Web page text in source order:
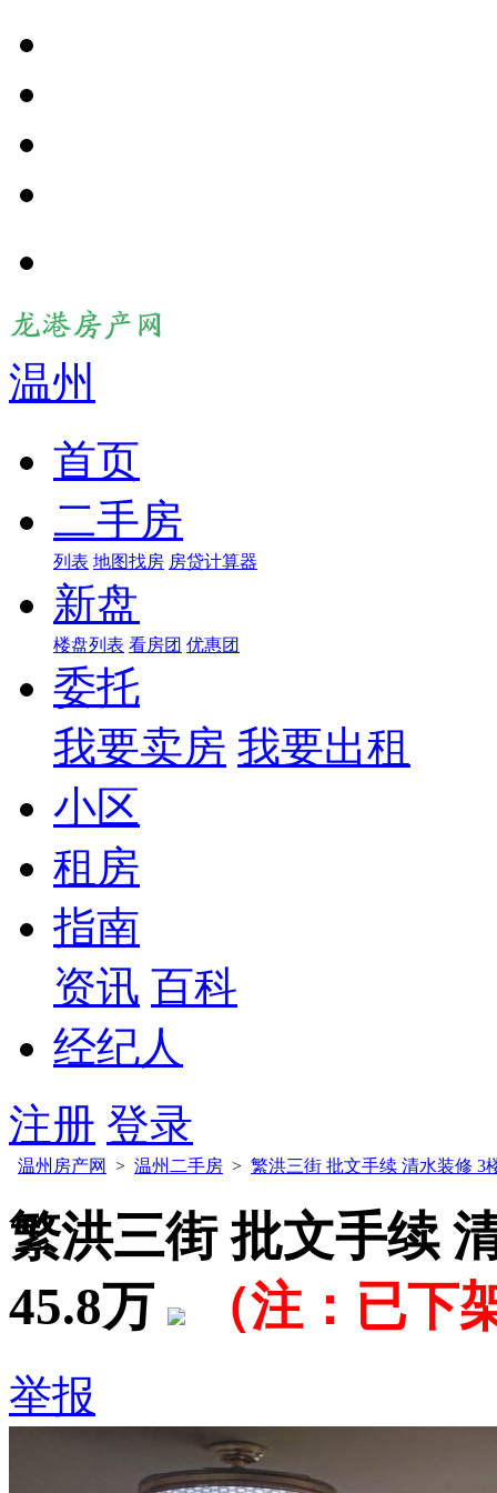
温州
首页
二手房
列表 地图找房 房贷计算器
新盘
楼盘列表 看房团 优惠团
委托
我要卖房 我要出租
小区
租房
指南
资讯 百科
经纪人
注册 登录
温州房产网 > 温州二手房 > 繁洪三街 批文手续 清水装修 3
繁洪三街 批文手续
45.8万
（注：已下
举报